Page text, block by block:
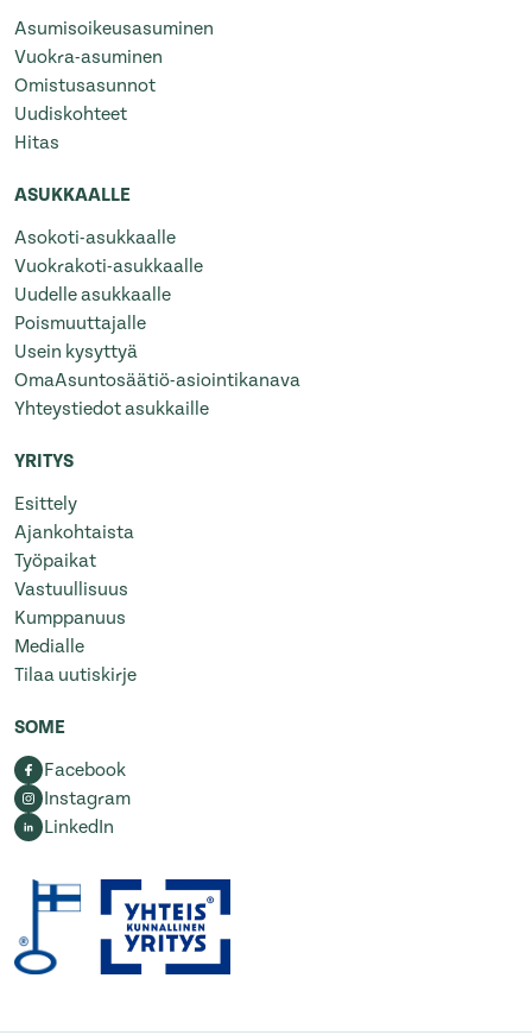
Asumisoikeusasuminen
Vuokra-asuminen
Omistusasunnot
Uudiskohteet
Hitas
ASUKKAALLE
Asokoti-asukkaalle
Vuokrakoti-asukkaalle
Uudelle asukkaalle
Poismuuttajalle
Usein kysyttyä
OmaAsuntosäätiö-asiointikanava
Yhteystiedot asukkaille
YRITYS
Esittely
Ajankohtaista
Työpaikat
Vastuullisuus
Kumppanuus
Medialle
Tilaa uutiskirje
SOME
Facebook
Instagram
LinkedIn